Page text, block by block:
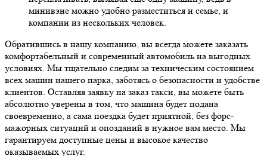
минивэне можно удобно разместиться и семье, и
компании из нескольких человек.
Обратившись в нашу компанию, вы всегда можете заказать
комфортабельный и современный автомобиль на выгодных
условиях. Мы тщательно следим за техническим состоянием
всех машин нашего парка, заботясь о безопасности и удобстве
клиентов. Оставляя заявку на заказ такси, вы можете быть
абсолютно уверены в том, что машина будет подана
своевременно, а сама поездка будет приятной, без форс-
мажорных ситуаций и опозданий в нужное вам место. Мы
гарантируем доступные цены и высокое качество
оказываемых услуг.